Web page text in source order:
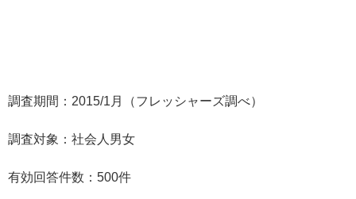
調査期間：2015/1月（フレッシャーズ調べ）
調査対象：社会人男女
有効回答件数：500件